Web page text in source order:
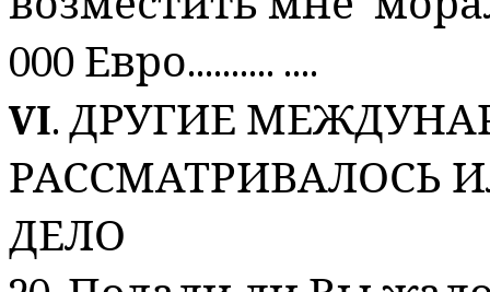
000 Евро.......... ....
VI. ДРУГИЕ
РАССМАТРИВАЛОСЬ
ДЕЛО